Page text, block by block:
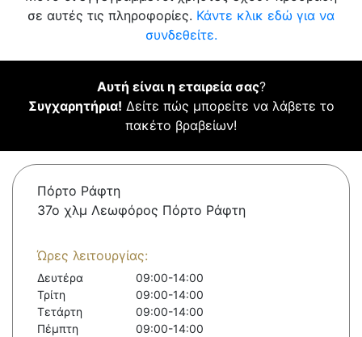
σε αυτές τις πληροφορίες. Κάντε κλικ εδώ για να
συνδεθείτε.
Αυτή είναι η εταιρεία σας?
Συγχαρητήρια! Δείτε πώς μπορείτε να λάβετε το
πακέτο βραβείων!
Πόρτο Ράφτη
37ο χλμ Λεωφόρος Πόρτο Ράφτη
Ώρες λειτουργίας:
Δευτέρα
09:00-14:00
Τρίτη
09:00-14:00
Τετάρτη
09:00-14:00
Πέμπτη
09:00-14:00